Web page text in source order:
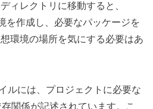
ィレクトリに移動すると、
を作成し、必要なパッケージを
環境の場所を気にする必要はあ
ルには、プロジェクトに必要な
関係が記述されています。こ